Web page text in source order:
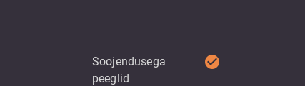
Soojendusega
peeglid
check_circle